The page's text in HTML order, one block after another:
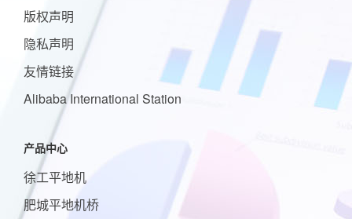
版权声明
隐私声明
友情链接
Alibaba International Station
产品中心
徐工平地机
肥城平地机桥